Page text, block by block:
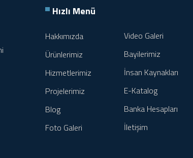
Hızlı Menü
Hakkımızda
Ürünlerimiz
Hizmetlerimiz
Projelerimiz
Blog
Foto Galeri
Video Galeri
Bayilerimiz
İnsan Kaynakları
E-Katalog
Banka Hesapları
İletişim